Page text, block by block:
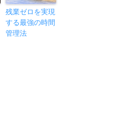
残業ゼロを実現
する最強の時間
管理法